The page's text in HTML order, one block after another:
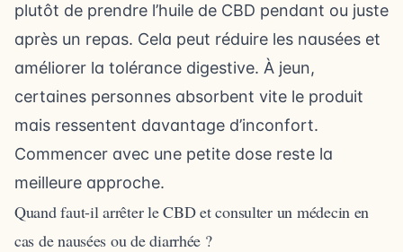
plutôt de prendre l’huile de CBD pendant ou juste
après un repas. Cela peut réduire les nausées et
améliorer la tolérance digestive. À jeun,
certaines personnes absorbent vite le produit
mais ressentent davantage d’inconfort.
Commencer avec une petite dose reste la
meilleure approche.
Quand faut-il arrêter le CBD et consulter un médecin en
cas de nausées ou de diarrhée ?